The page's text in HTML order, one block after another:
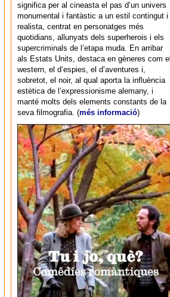
significa per al cineasta el pas d’un univers
monumental i fantàstic a un estil contingut i
realista, centrat en personatges més
quotidians, allunyats dels superherois i els
supercriminals de l’etapa muda. En arribar
als Estats Units, destaca en gèneres com el
western, el d’espies, el d’aventures i,
sobretot, el noir, al qual aporta la influència
estètica de l’expressionisme alemany, i
manté molts dels elements constants de la
seva filmografia. (més informació)